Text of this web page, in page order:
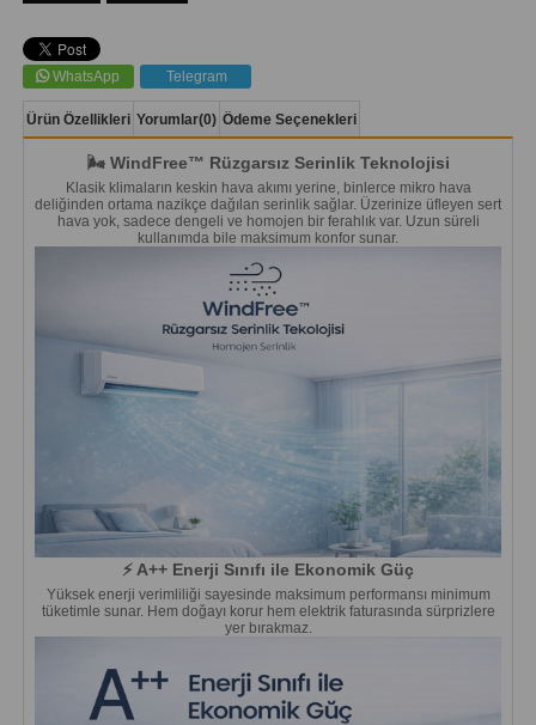
WhatsApp Telegram
Ürün Özellikleri Yorumlar(0) Ödeme Seçenekleri
🌬️ WindFree™ Rüzgarsız Serinlik Teknolojisi
Klasik klimaların keskin hava akımı yerine, binlerce mikro hava
deliğinden ortama nazikçe dağılan serinlik sağlar. Üzerinize üfleyen sert
hava yok, sadece dengeli ve homojen bir ferahlık var. Uzun süreli
kullanımda bile maksimum konfor sunar.
⚡ A++ Enerji Sınıfı ile Ekonomik Güç
Yüksek enerji verimliliği sayesinde maksimum performansı minimum
tüketimle sunar. Hem doğayı korur hem elektrik faturasında sürprizlere
yer bırakmaz.